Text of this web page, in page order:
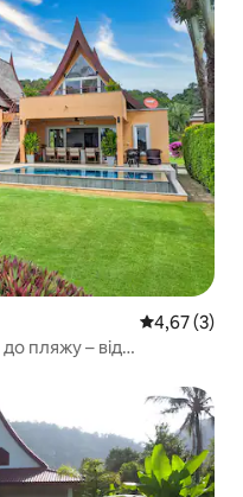
Середня
4,67 (3)
пляжу – від